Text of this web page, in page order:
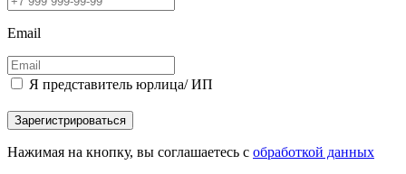
Email
Я представитель юрлица/ ИП
Зарегистрироваться
Нажимая на кнопку, вы соглашаетесь с обработкой данных